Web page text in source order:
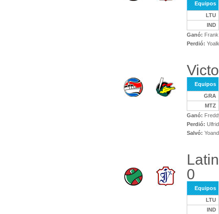
Equipos
LTU
IND
Ganó:
Perdió:
Equipos
GRA
MTZ
Ganó:
Perdió:
Salvó:
0
Equipos
LTU
IND